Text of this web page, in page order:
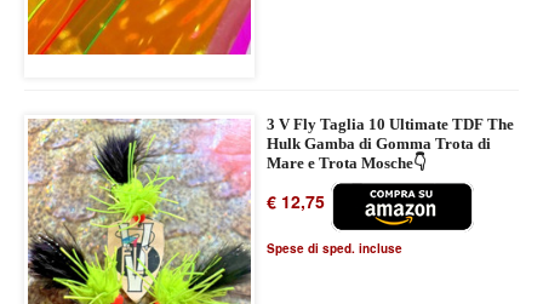
3 V Fly Taglia 10 Ultimate TDF The
Hulk Gamba di Gomma Trota di
Mare e Trota Mosche👇
€ 12,75
Spese di sped. incluse